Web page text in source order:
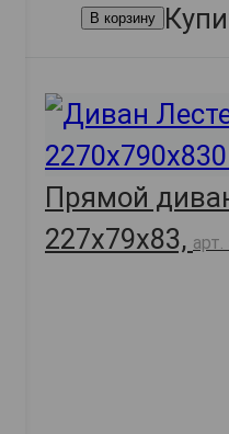
В корзину
Прямой
227х79х83,